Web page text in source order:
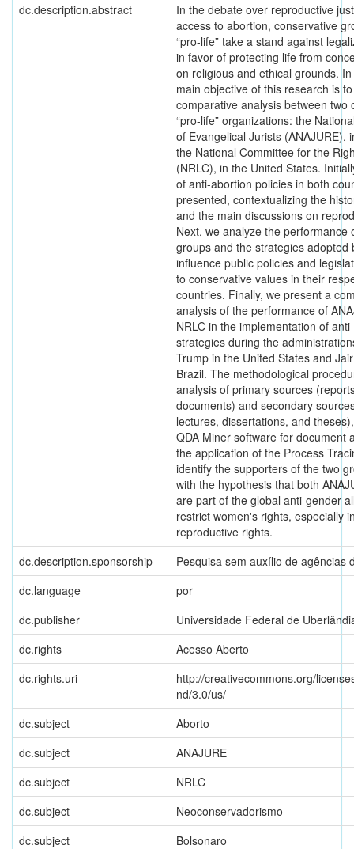
dc.description.abstract
In the debate over reproductive
access to abortion, conservative
“pro-life” take a stand against
in favor of protecting life from
on religious and ethical grounds.
main objective of this research is
comparative analysis between two
“pro-life” organizations: the
of Evangelical Jurists (ANAJURE),
the National Committee for the
(NRLC), in the United States.
of anti-abortion policies in both
presented, contextualizing the
and the main discussions on
Next, we analyze the performance
groups and the strategies adopted
influence public policies and
to conservative values in their
countries. Finally, we present a
analysis of the performance of
NRLC in the implementation of
strategies during the
Trump in the United States and
Brazil. The methodological
analysis of primary sources
documents) and secondary
lectures, dissertations, and
QDA Miner software for document
the application of the Process
identify the supporters of the two
with the hypothesis that both
are part of the global anti-gender
restrict women's rights, especially
reproductive rights.
dc.description.sponsorship
Pesquisa sem auxílio de agências
dc.language
por
dc.publisher
Universidade Federal de
dc.rights
Acesso Aberto
dc.rights.uri
http://creativecommons.org/
nd/3.0/us/
dc.subject
Aborto
dc.subject
ANAJURE
dc.subject
NRLC
dc.subject
Neoconservadorismo
dc.subject
Bolsonaro